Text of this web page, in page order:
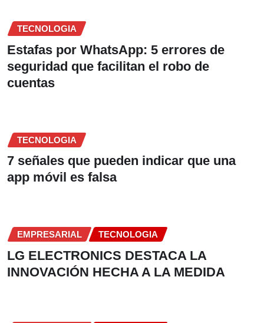
TECNOLOGIA
Estafas por WhatsApp: 5 errores de
seguridad que facilitan el robo de
cuentas
TECNOLOGIA
7 señales que pueden indicar que una
app móvil es falsa
EMPRESARIAL TECNOLOGIA
LG ELECTRONICS DESTACA LA
INNOVACIÓN HECHA A LA MEDIDA